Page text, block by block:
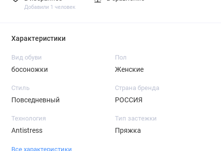
Добавили 1 человек
Характеристики
Вид обуви
босоножки
Пол
Женские
Стиль
Повседневный
Страна бренда
РОССИЯ
Технология
Antistress
Тип застежки
Пряжка
Все характеристики